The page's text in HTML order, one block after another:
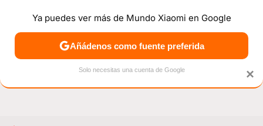
NOTICIAS MÓVILES TUTORIALES OFERTAS
×
Ya puedes ver más de Mundo Xiaomi en Google
Añádenos como fuente preferida
Solo necesitas una cuenta de Google